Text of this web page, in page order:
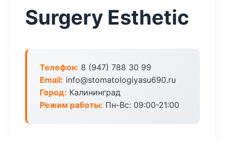
Surgery Esthetic
Телефон: 8 (947) 788 30 99
Email: info@stomatologiyasu690.ru
Город: Калининград
Режим работы: Пн-Вс: 09:00-21:00